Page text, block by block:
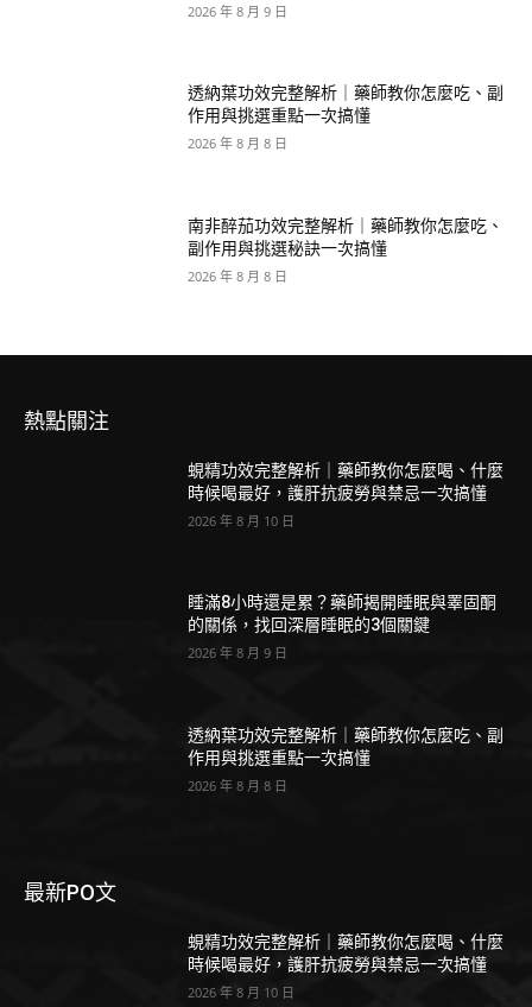
2026 年 8 月 9 日
透納葉功效完整解析｜藥師教你怎麼吃、副
作用與挑選重點一次搞懂
2026 年 8 月 8 日
南非醉茄功效完整解析｜藥師教你怎麼吃、
副作用與挑選秘訣一次搞懂
2026 年 8 月 8 日
熱點關注
蜆精功效完整解析｜藥師教你怎麼喝、什麼
時候喝最好，護肝抗疲勞與禁忌一次搞懂
2026 年 8 月 10 日
睡滿8小時還是累？藥師揭開睡眠與睪固酮
的關係，找回深層睡眠的3個關鍵
2026 年 8 月 9 日
透納葉功效完整解析｜藥師教你怎麼吃、副
作用與挑選重點一次搞懂
2026 年 8 月 8 日
最新PO文
蜆精功效完整解析｜藥師教你怎麼喝、什麼
時候喝最好，護肝抗疲勞與禁忌一次搞懂
2026 年 8 月 10 日